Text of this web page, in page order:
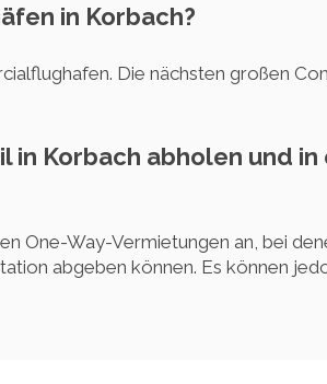
in Korbach?
Die nächsten großen
in Korbach abholen und
One-Way-Vermietungen an, bei
abgeben können. Es können